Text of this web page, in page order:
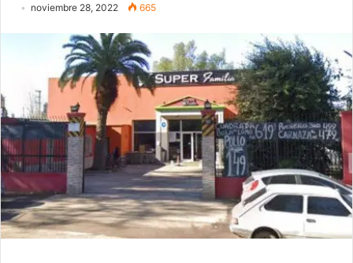
noviembre 28, 2022 665